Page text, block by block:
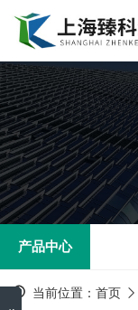
产品中心
当前位置： 首页